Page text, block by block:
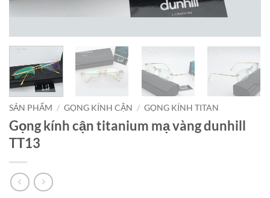
SẢN PHẨM / GỌNG KÍNH CẬN / GỌNG KÍNH TITAN
Gọng kính cận titanium mạ vàng dunhill
TT13